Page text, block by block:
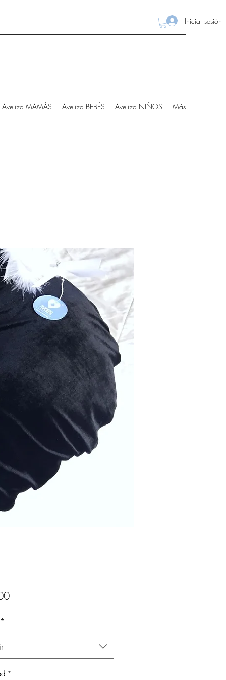
Iniciar sesión
Aveliza MAMÁS Aveliza BEBÉS Aveliza NIÑOS Más
Precio
*
*